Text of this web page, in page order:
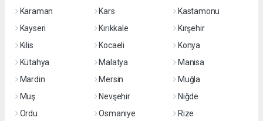
Karaman
Kars
Kastamonu
Kayseri
Kırıkkale
Kırşehir
Kilis
Kocaeli
Konya
Kütahya
Malatya
Manisa
Mardin
Mersin
Muğla
Muş
Nevşehir
Niğde
Ordu
Osmaniye Rize